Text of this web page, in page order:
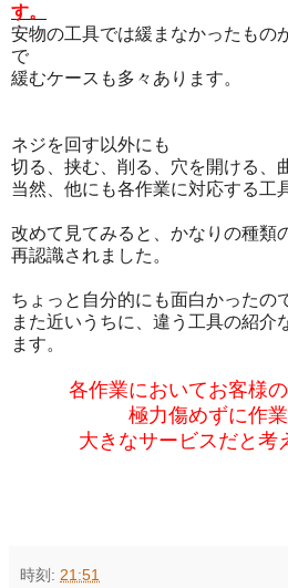
す。
安物の工具では緩まなかったもの
で
緩むケースも多々あります。
ネジを回す以外にも
切る、挟む、削る、穴を開ける、
当然、他にも各作業に対応する工
改めて見てみると、かなりの種類
再認識されました。
ちょっと自分的にも面白かったの
また近いうちに、違う工具の紹介
ます。
各作業においてお客様
極力傷めずに作
大きなサービスだと考
時刻: 21:51